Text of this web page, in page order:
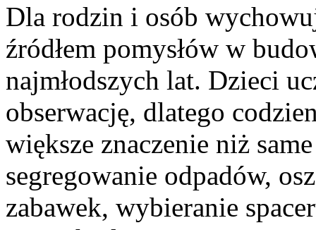
Dla rodzin i osób
źródłem pomysłów w
najmłodszych lat. Dzieci
obserwację, dlatego
większe znaczenie niż
segregowanie odpadów,
zabawek, wybieranie